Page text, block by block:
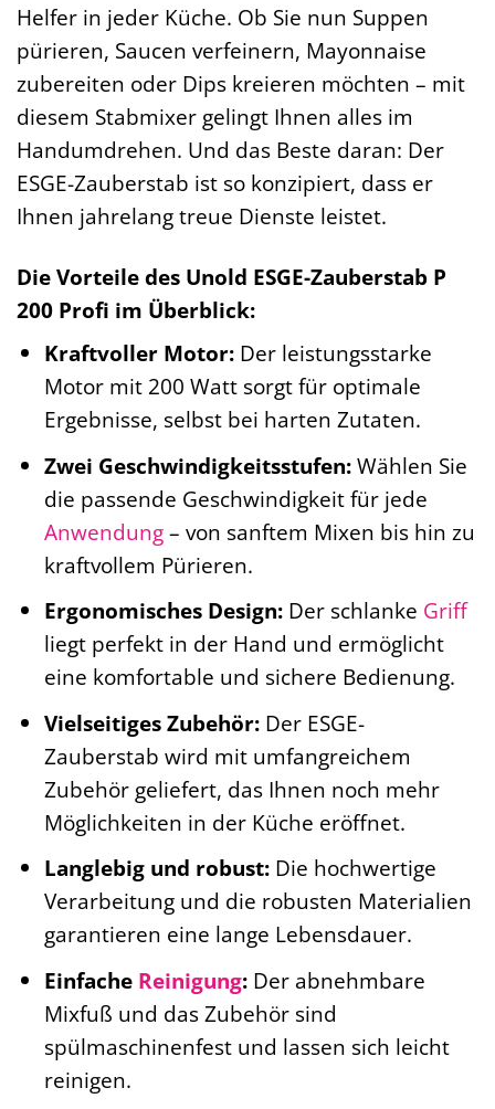
Helfer in jeder Küche. Ob Sie nun Suppen
pürieren, Saucen verfeinern, Mayonnaise
zubereiten oder Dips kreieren möchten – mit
diesem Stabmixer gelingt Ihnen alles im
Handumdrehen. Und das Beste daran: Der
ESGE-Zauberstab ist so konzipiert, dass er
Ihnen jahrelang treue Dienste leistet.
Die Vorteile des Unold ESGE-Zauberstab P
200 Profi im Überblick:
Kraftvoller Motor:Der leistungsstarke
Motor mit 200 Watt sorgt für optimale
Ergebnisse, selbst bei harten Zutaten.
Zwei Geschwindigkeitsstufen:Wählen Sie
die passende Geschwindigkeit für jede
Anwendung– von sanftem Mixen bis hin zu
kraftvollem Pürieren.
Ergonomisches Design:Der schlanke Griff
liegt perfekt in der Hand und ermöglicht
eine komfortable und sichere Bedienung.
Vielseitiges Zubehör:Der ESGE-
Zauberstab wird mit umfangreichem
Zubehör geliefert, das Ihnen noch mehr
Möglichkeiten in der Küche eröffnet.
Langlebig und robust:Die hochwertige
Verarbeitung und die robusten Materialien
garantieren eine lange Lebensdauer.
Einfache Reinigung:Der abnehmbare
Mixfuß und das Zubehör sind
spülmaschinenfest und lassen sich leicht
reinigen.